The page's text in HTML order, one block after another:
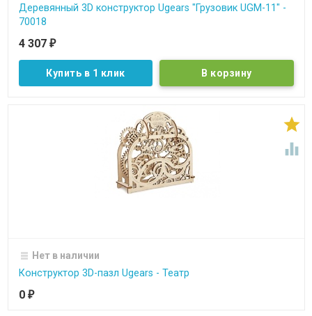
Деревянный 3D конструктор Ugears "Грузовик UGM-11" -
70018
4 307 ₽
Купить в 1 клик


Нет в наличии
Конструктор 3D-пазл Ugears - Театр
0 ₽